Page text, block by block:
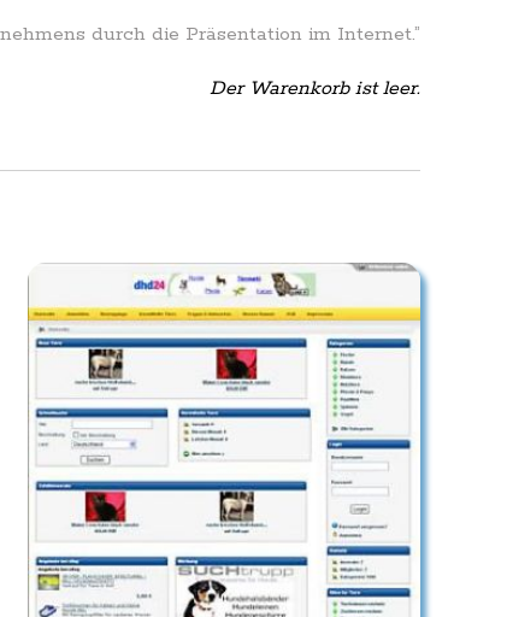
durch die Präsentation im Internet.”
Der Warenkorb ist leer.